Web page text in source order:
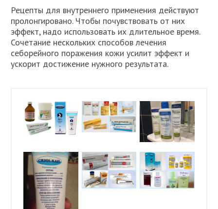
Рецепты для внутреннего применения действуют
пролонгировано. Чтобы почувствовать от них
эффект, надо использовать их длительное время.
Сочетание нескольких способов лечения
себорейного поражения кожи усилит эффект и
ускорит достижение нужного результата.